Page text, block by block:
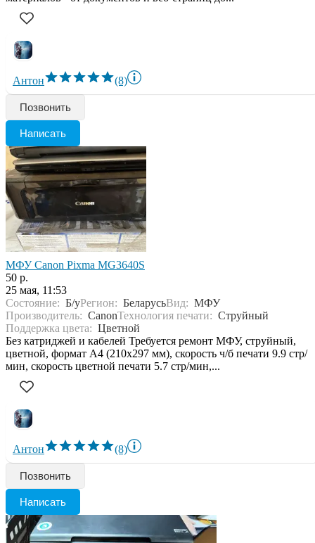
Антон (8)
Позвонить
Написать
МФУ Canon Pixma MG3640S
50 р.
25 мая, 11:53
Состояние: Б/уРегион: БеларусьВид: МФУ
Производитель: CanonТехнология печати: Струйный
Поддержка цвета: Цветной
Без катриджей и кабелей Требуется ремонт МФУ, струйный,
цветной, формат A4 (210x297 мм), скорость ч/б печати 9.9 стр/
мин, скорость цветной печати 5.7 стр/мин,...
Антон (8)
Позвонить
Написать